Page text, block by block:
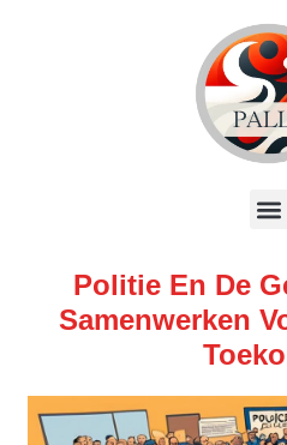
Politie En De
Samenwerken